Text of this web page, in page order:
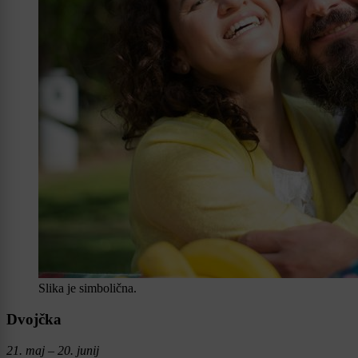
Slika je simbolična.
Dvojčka
21. maj – 20. junij